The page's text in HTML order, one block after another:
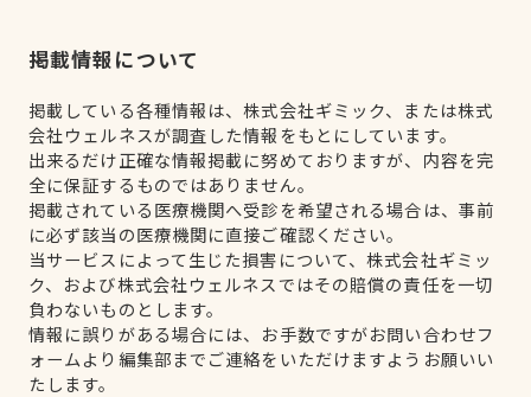
掲載情報について
掲載している各種情報は、株式会社ギミック、または株式
会社ウェルネスが調査した情報をもとにしています。
出来るだけ正確な情報掲載に努めておりますが、内容を完
全に保証するものではありません。
掲載されている医療機関へ受診を希望される場合は、事前
に必ず該当の医療機関に直接ご確認ください。
当サービスによって生じた損害について、株式会社ギミッ
ク、および株式会社ウェルネスではその賠償の責任を一切
負わないものとします。
情報に誤りがある場合には、お手数ですがお問い合わせフ
ォームより編集部までご連絡をいただけますようお願いい
たします。